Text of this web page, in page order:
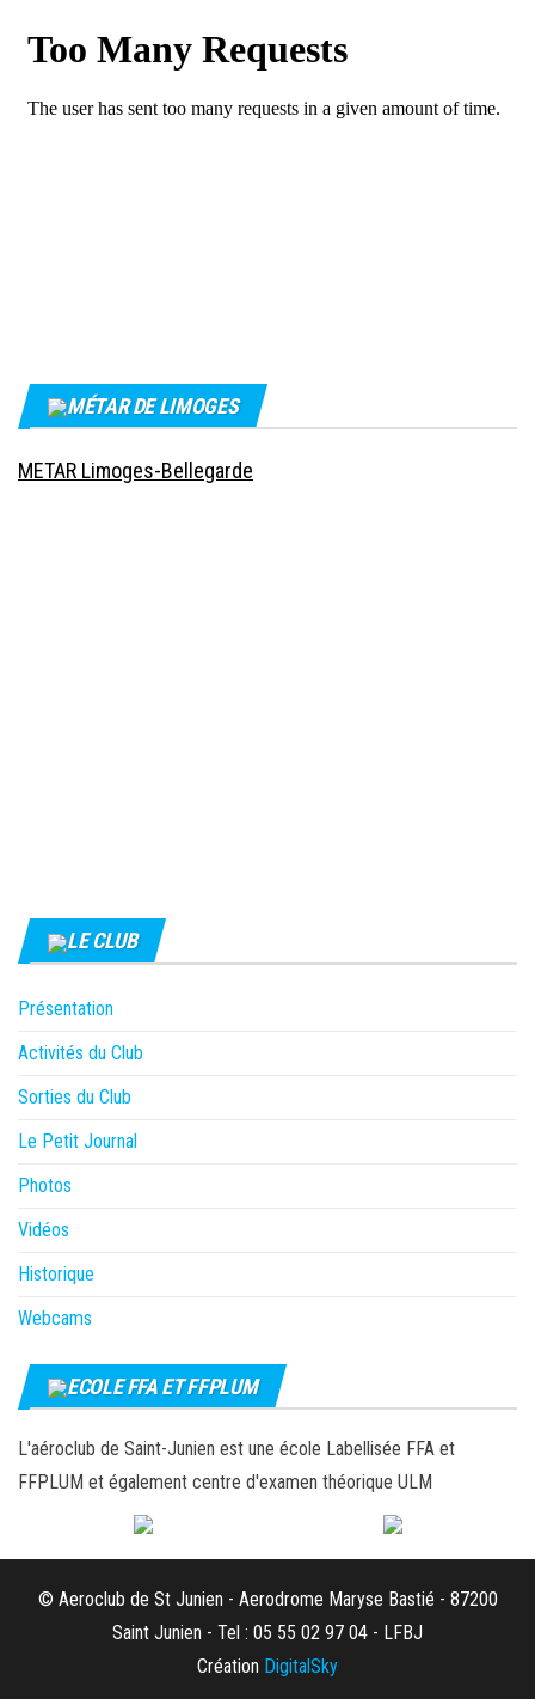
MÉTAR DE LIMOGES
METAR Limoges-Bellegarde
LE CLUB
Présentation
Activités du Club
Sorties du Club
Le Petit Journal
Photos
Vidéos
Historique
Webcams
ECOLE FFA ET FFPLUM
L'aéroclub de Saint-Junien est une école Labellisée FFA et
FFPLUM et également centre d'examen théorique ULM
© Aeroclub de St Junien - Aerodrome Maryse Bastié - 87200
Saint Junien - Tel : 05 55 02 97 04 - LFBJ
Création DigitalSky